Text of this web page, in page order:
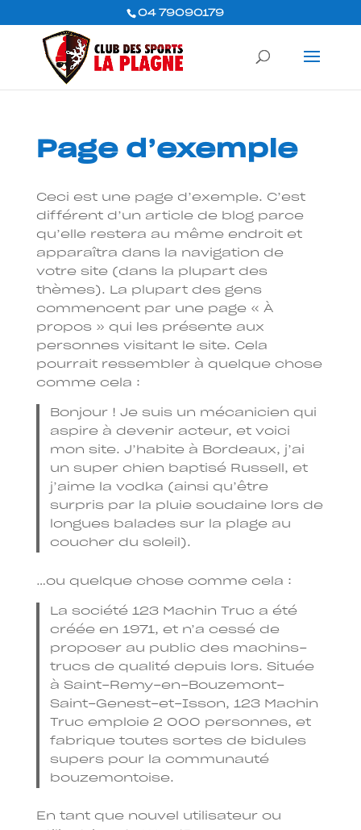
04 79090179
Page d’exemple
Ceci est une page d’exemple. C’est
différent d’un article de blog parce
qu’elle restera au même endroit et
apparaîtra dans la navigation de
votre site (dans la plupart des
thèmes). La plupart des gens
commencent par une page « À
propos » qui les présente aux
personnes visitant le site. Cela
pourrait ressembler à quelque chose
comme cela :
Bonjour ! Je suis un mécanicien qui
aspire à devenir acteur, et voici
mon site. J’habite à Bordeaux, j’ai
un super chien baptisé Russell, et
j’aime la vodka (ainsi qu’être
surpris par la pluie soudaine lors de
longues balades sur la plage au
coucher du soleil).
…ou quelque chose comme cela :
La société 123 Machin Truc a été
créée en 1971, et n’a cessé de
proposer au public des machins-
trucs de qualité depuis lors. Située
à Saint-Remy-en-Bouzemont-
Saint-Genest-et-Isson, 123 Machin
Truc emploie 2 000 personnes, et
fabrique toutes sortes de bidules
supers pour la communauté
bouzemontoise.
En tant que nouvel utilisateur ou